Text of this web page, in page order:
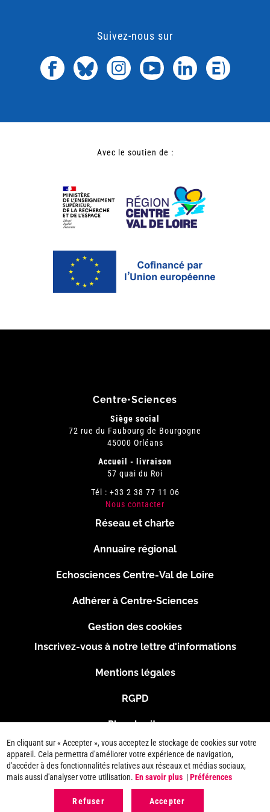
Suivez-nous sur
Avec le soutien de :
Centre•Sciences
Siège social
72 rue du Faubourg de Bourgogne
45000 Orléans
Accueil - livraison
57 quai du Roi
Tél : +33 2 38 77 11 06
Nous contacter
page
Réseau et charte
Annuaire régional
Echosciences Centre-Val de Loire
Adhérer à Centre•Sciences
Gestion des cookies
Inscrivez-vous à notre lettre d'informations
Mentions légales
RGPD
Plan du site
Connexion
En cliquant sur « Accepter », vous acceptez le stockage de cookies sur votre
appareil. Cela permettra d'améliorer votre expérience de navigation,
d'accéder à des fonctionnalités relatives aux réseaux et médias sociaux,
mais aussi d'analyser votre utilisation.En savoir plus |Préférences
Refuser Accepter